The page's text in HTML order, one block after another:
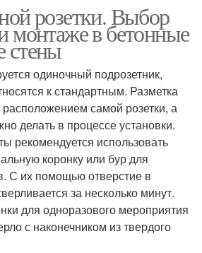
розетки. Выбор
монтаже в бетонные
стены
одиночный подрозетник,
к стандартным. Разметка
расположением самой розетки, а
делать в процессе установки.
рекомендуется использовать
коронку или бур для
С их помощью отверстие в
за несколько минут.
для одноразового мероприятия
с наконечником из твердого